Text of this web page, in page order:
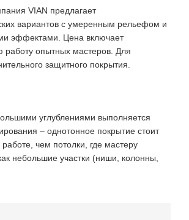
VIAN предлагает
вариантов с умеренным рельефом и
эффектами. Цена включает
работу опытных мастеров. Для
защитного покрытия.
углублениями выполняется
– однотонное покрытие стоит
чем потолки, где мастеру
небольшие участки (ниши, колонны,